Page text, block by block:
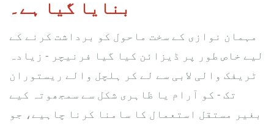
بنایا گیا ہے۔
مہمان نوازی کے سخت ماحول کو برداشت کرنے کے
لیے خاص طور پر ڈیزائن کیا گیا فرنیچر - زیادہ
ٹریفک والی لابی سے لے کر ہلچل والے ریستوران
تک - کو آرام یا ظاہری شکل سے سمجھوتہ کیے
بغیر مستقل استعمال کا سامنا کرنا چاہیے، جو